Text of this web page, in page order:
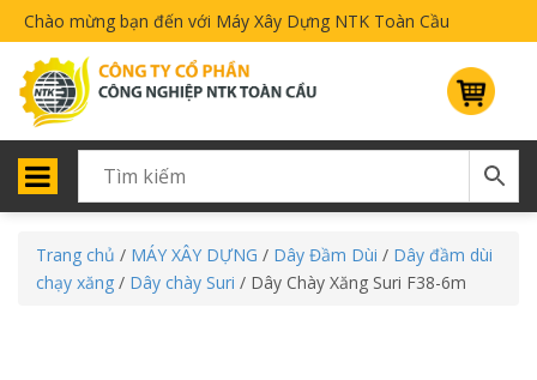
Chào mừng bạn đến với Máy Xây Dựng NTK Toàn Cầu
Trang chủ / MÁY XÂY DỰNG / Dây Đầm Dùi / Dây đầm dùi
chạy xăng / Dây chày Suri / Dây Chày Xăng Suri F38-6m